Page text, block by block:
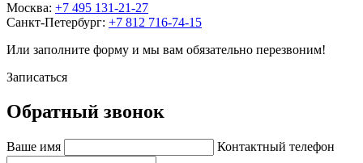
Москва: +7 495 131-21-27
Санкт-Петербург: +7 812 716-74-15
Или заполните форму и мы вам обязательно перезвоним!
Записаться
Обратный звонок
Ваше имя Контактный телефон